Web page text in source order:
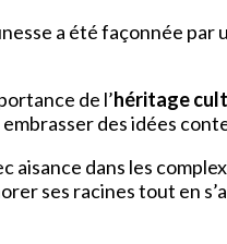
a été façonnée par
de l’héritage
des idées
dans les
ses racines tout en